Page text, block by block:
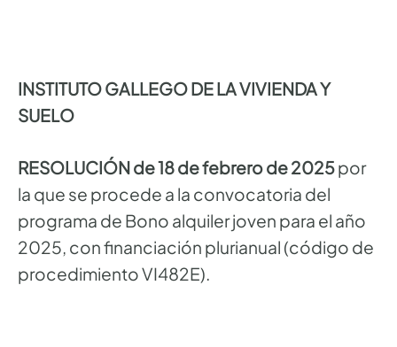
INSTITUTO GALLEGO DE LA VIVIENDA Y
SUELO
RESOLUCIÓN de 18 de febrero de 2025por
la que se procede a la convocatoria del
programa de Bono alquiler joven para el año
2025, con financiación plurianual (código de
procedimiento VI482E).